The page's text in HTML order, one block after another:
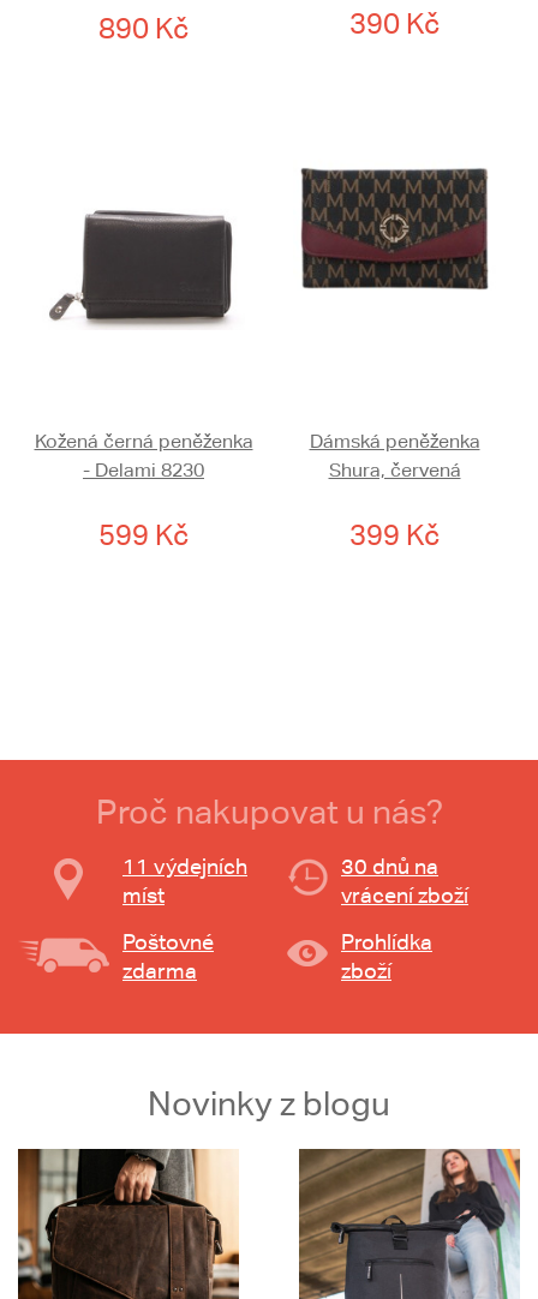
890 Kč 390 Kč
Kožená černá peněženka
- Delami 8230
599 Kč
Dámská peněženka
Shura, červená
399 Kč
Proč nakupovat u nás?
11 výdejních
míst
30 dnů na
vrácení zboží
Poštovné
zdarma
Prohlídka
zboží
Novinky z blogu